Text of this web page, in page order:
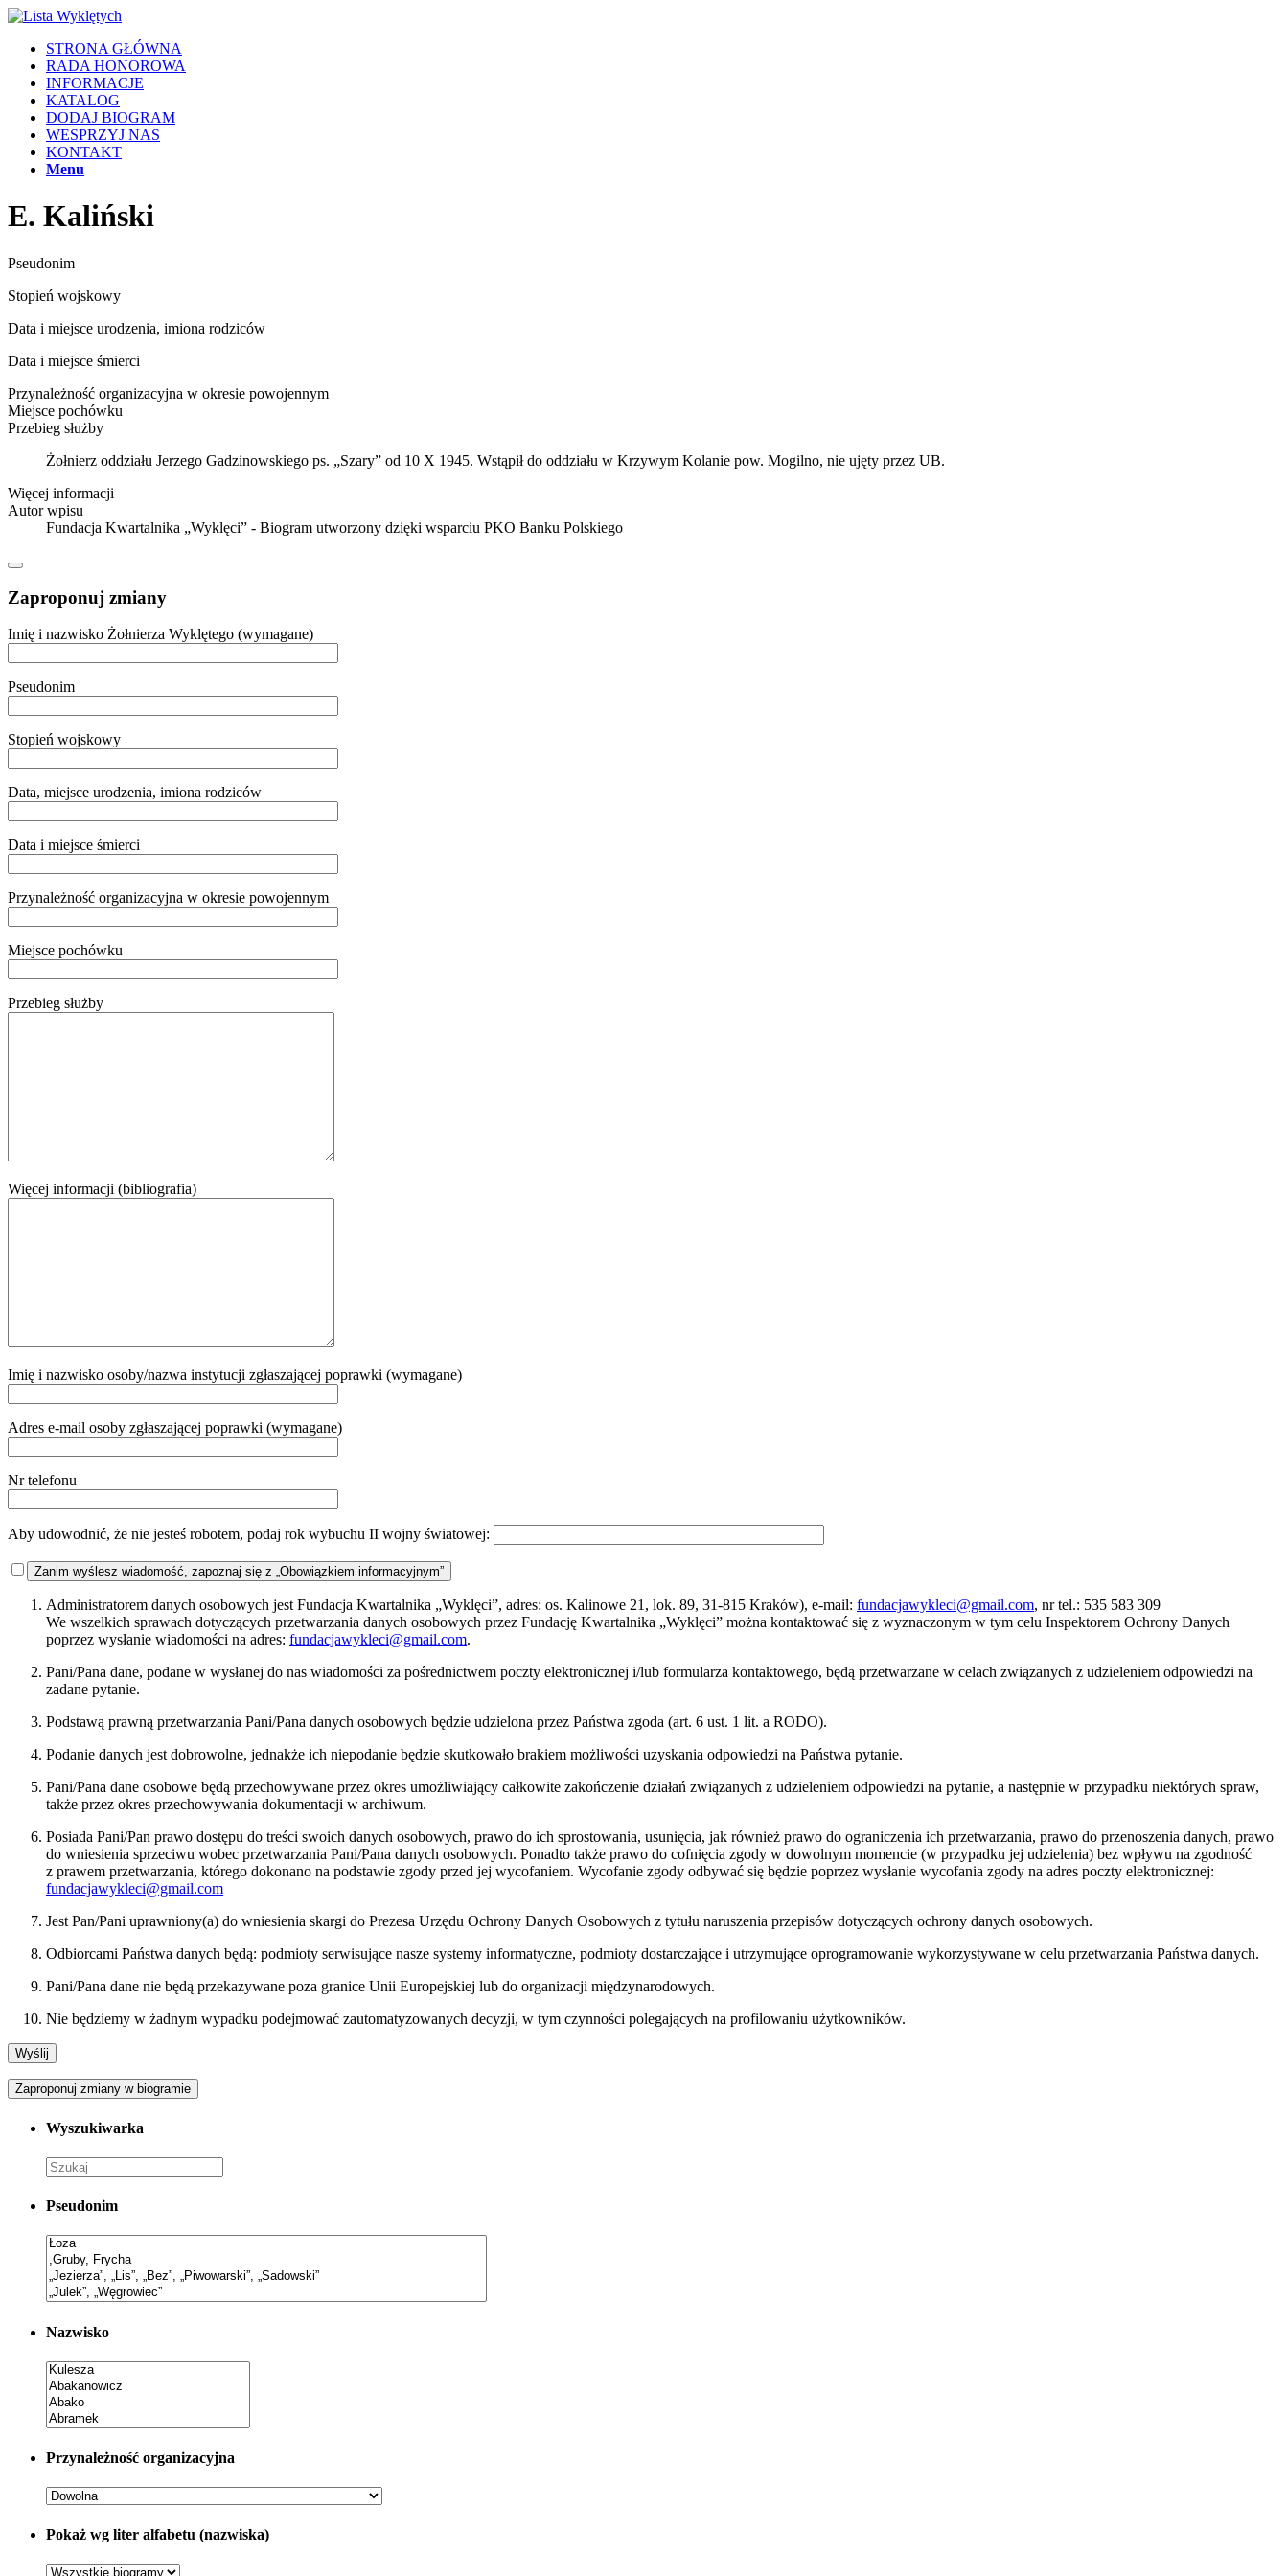
STRONA GŁÓWNA
RADA HONOROWA
INFORMACJE
KATALOG
DODAJ BIOGRAM
WESPRZYJ NAS
KONTAKT
Menu
E. Kaliński
Pseudonim
Stopień wojskowy
Data i miejsce urodzenia, imiona rodziców
Data i miejsce śmierci
Przynależność organizacyjna w okresie powojennym
Miejsce pochówku
Przebieg służby
Żołnierz oddziału Jerzego Gadzinowskiego ps. „Szary” od 10 X 1945. Wstąpił do oddziału w Krzywym Kolanie pow. Mogilno, nie ujęty przez UB.
Więcej informacji
Autor wpisu
Fundacja Kwartalnika „Wyklęci” - Biogram utworzony dzięki wsparciu PKO Banku Polskiego
Zaproponuj zmiany
Imię i nazwisko Żołnierza Wyklętego (wymagane)
Pseudonim
Stopień wojskowy
Data, miejsce urodzenia, imiona rodziców
Data i miejsce śmierci
Przynależność organizacyjna w okresie powojennym
Miejsce pochówku
Przebieg służby
Więcej informacji (bibliografia)
Imię i nazwisko osoby/nazwa instytucji zgłaszającej poprawki (wymagane)
Adres e-mail osoby zgłaszającej poprawki (wymagane)
Nr telefonu
Aby udowodnić, że nie jesteś robotem, podaj rok wybuchu II wojny światowej:
Zanim wyślesz wiadomość, zapoznaj się z „Obowiązkiem informacyjnym”
Administratorem danych osobowych jest Fundacja Kwartalnika „Wyklęci”, adres: os. Kalinowe 21, lok. 89, 31-815 Kraków), e-mail: fundacjawykleci@gmail.com, nr tel.: 535 583 309
We wszelkich sprawach dotyczących przetwarzania danych osobowych przez Fundację Kwartalnika „Wyklęci” można kontaktować się z wyznaczonym w tym celu Inspektorem Ochrony Danych
poprzez wysłanie wiadomości na adres: fundacjawykleci@gmail.com.
Pani/Pana dane, podane w wysłanej do nas wiadomości za pośrednictwem poczty elektronicznej i/lub formularza kontaktowego, będą przetwarzane w celach związanych z udzieleniem odpowiedzi na
zadane pytanie.
Podstawą prawną przetwarzania Pani/Pana danych osobowych będzie udzielona przez Państwa zgoda (art. 6 ust. 1 lit. a RODO).
Podanie danych jest dobrowolne, jednakże ich niepodanie będzie skutkowało brakiem możliwości uzyskania odpowiedzi na Państwa pytanie.
Pani/Pana dane osobowe będą przechowywane przez okres umożliwiający całkowite zakończenie działań związanych z udzieleniem odpowiedzi na pytanie, a następnie w przypadku niektórych spraw,
także przez okres przechowywania dokumentacji w archiwum.
Posiada Pani/Pan prawo dostępu do treści swoich danych osobowych, prawo do ich sprostowania, usunięcia, jak również prawo do ograniczenia ich przetwarzania, prawo do przenoszenia danych, prawo
do wniesienia sprzeciwu wobec przetwarzania Pani/Pana danych osobowych. Ponadto także prawo do cofnięcia zgody w dowolnym momencie (w przypadku jej udzielenia) bez wpływu na zgodność
z prawem przetwarzania, którego dokonano na podstawie zgody przed jej wycofaniem. Wycofanie zgody odbywać się będzie poprzez wysłanie wycofania zgody na adres poczty elektronicznej:
fundacjawykleci@gmail.com
Jest Pan/Pani uprawniony(a) do wniesienia skargi do Prezesa Urzędu Ochrony Danych Osobowych z tytułu naruszenia przepisów dotyczących ochrony danych osobowych.
Odbiorcami Państwa danych będą: podmioty serwisujące nasze systemy informatyczne, podmioty dostarczające i utrzymujące oprogramowanie wykorzystywane w celu przetwarzania Państwa danych.
Pani/Pana dane nie będą przekazywane poza granice Unii Europejskiej lub do organizacji międzynarodowych.
Nie będziemy w żadnym wypadku podejmować zautomatyzowanych decyzji, w tym czynności polegających na profilowaniu użytkowników.
Zaproponuj zmiany w biogramie
Wyszukiwarka
Pseudonim
Nazwisko
Przynależność organizacyjna
Pokaż wg liter alfabetu (nazwiska)